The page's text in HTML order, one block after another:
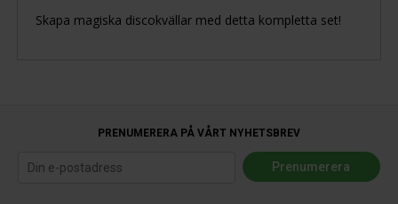
Skapa magiska discokvällar med detta kompletta set!
PRENUMERERA PÅ VÅRT NYHETSBREV